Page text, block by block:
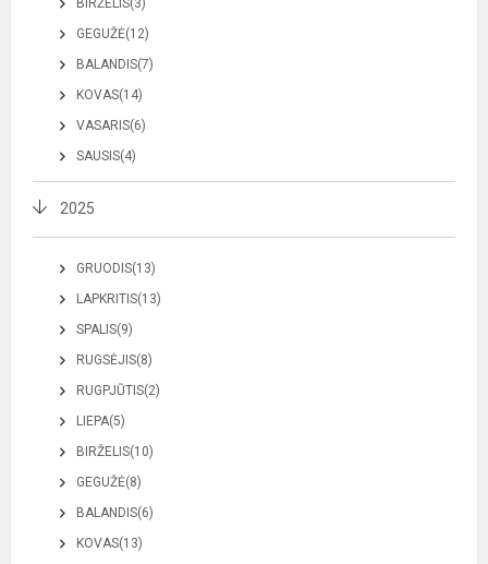
GEGUŽĖ(12)
BALANDIS(7)
KOVAS(14)
VASARIS(6)
SAUSIS(4)
2025
GRUODIS(13)
LAPKRITIS(13)
SPALIS(9)
RUGSĖJIS(8)
RUGPJŪTIS(2)
LIEPA(5)
BIRŽELIS(10)
GEGUŽĖ(8)
BALANDIS(6)
KOVAS(13)